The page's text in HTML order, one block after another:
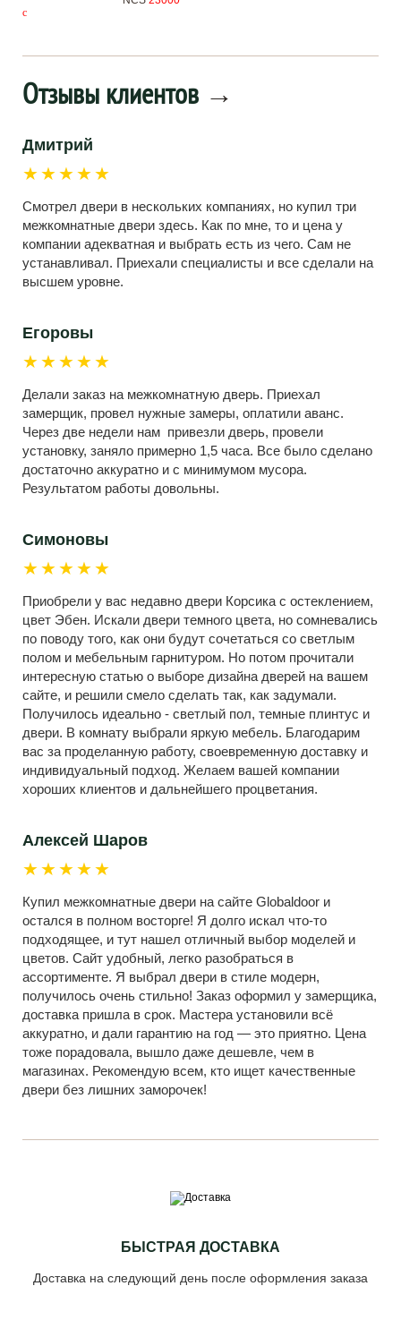
c
Отзывы клиентов →
Дмитрий
★★★★★
Смотрел двери в нескольких компаниях, но купил три
межкомнатные двери здесь. Как по мне, то и цена у
компании адекватная и выбрать есть из чего. Сам не
устанавливал. Приехали специалисты и все сделали на
высшем уровне.
Егоровы
★★★★★
Делали заказ на межкомнатную дверь. Приехал
замерщик, провел нужные замеры, оплатили аванс.
Через две недели нам привезли дверь, провели
установку, заняло примерно 1,5 часа. Все было сделано
достаточно аккуратно и с минимумом мусора.
Результатом работы довольны.
Симоновы
★★★★★
Приобрели у вас недавно двери Корсика с остеклением,
цвет Эбен. Искали двери темного цвета, но сомневались
по поводу того, как они будут сочетаться со светлым
полом и мебельным гарнитуром. Но потом прочитали
интересную статью о выборе дизайна дверей на вашем
сайте, и решили смело сделать так, как задумали.
Получилось идеально - светлый пол, темные плинтус и
двери. В комнату выбрали яркую мебель. Благодарим
вас за проделанную работу, своевременную доставку и
индивидуальный подход. Желаем вашей компании
хороших клиентов и дальнейшего процветания.
Алексей Шаров
★★★★★
Купил межкомнатные двери на сайте Globaldoor и
остался в полном восторге! Я долго искал что-то
подходящее, и тут нашел отличный выбор моделей и
цветов. Сайт удобный, легко разобраться в
ассортименте. Я выбрал двери в стиле модерн,
получилось очень стильно! Заказ оформил у замерщика,
доставка пришла в срок. Мастера установили всё
аккуратно, и дали гарантию на год — это приятно. Цена
тоже порадовала, вышло даже дешевле, чем в
магазинах. Рекомендую всем, кто ищет качественные
двери без лишних заморочек!
БЫСТРАЯ ДОСТАВКА
Доставка на следующий день после оформления заказа